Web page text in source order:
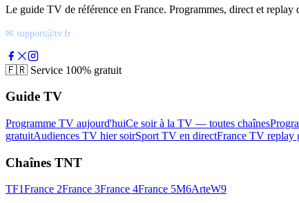
Le guide TV de référence en France. Programmes, direct et replay
✉ support@tv.fr
🇫🇷 Service 100% gratuit
Guide TV
Programme TV aujourd'huiCe soir à la TV — toutes chaînes
gratuitAudiences TV hier soirSport TV en directFrance TV replay
Chaînes TNT
TF1France 2France 3France 4France 5M6ArteW9